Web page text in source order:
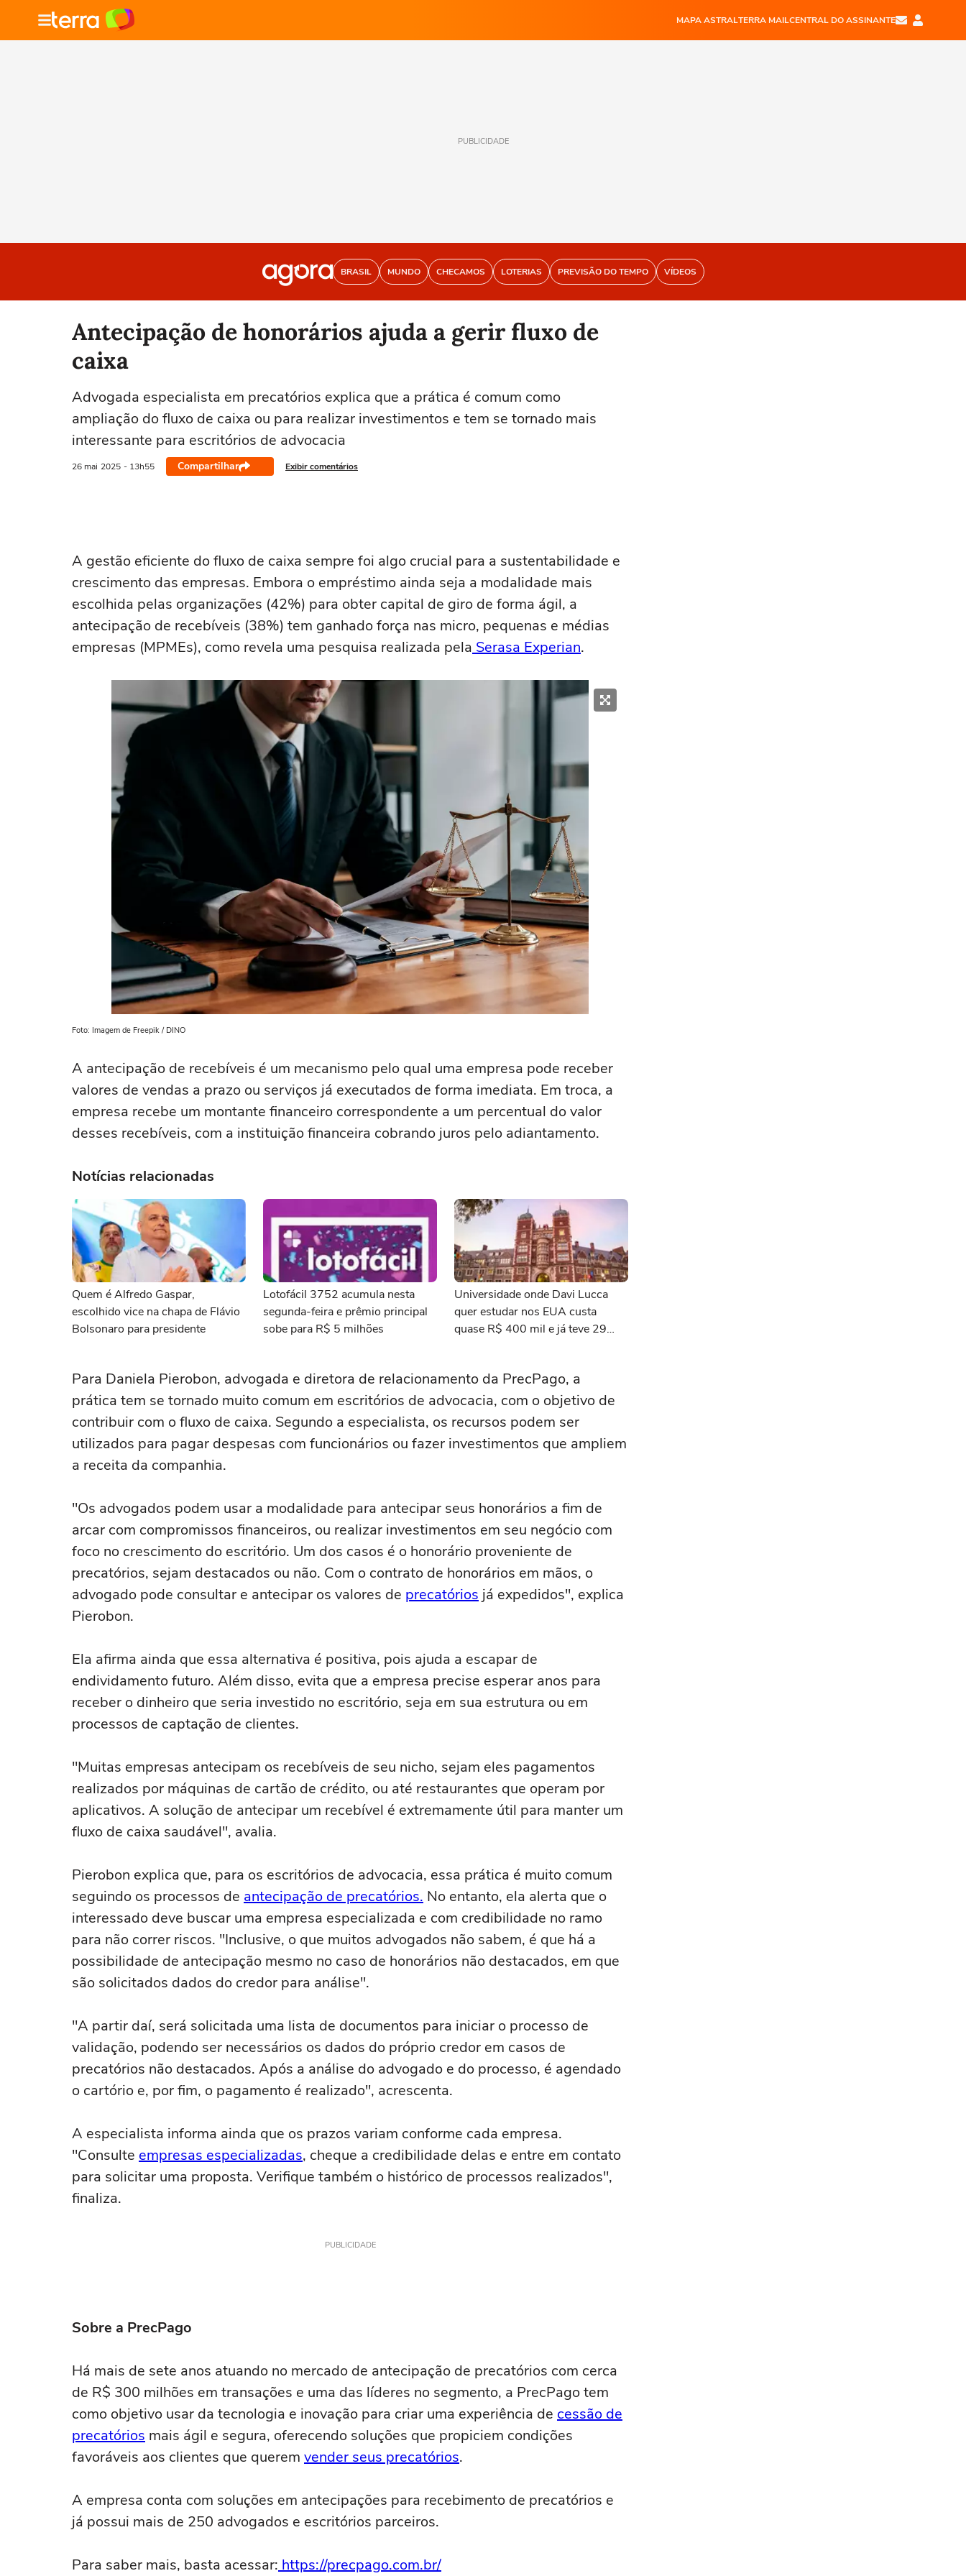
MAPA ASTRALTERRA MAILCENTRAL DO ASSINANTE
PUBLICIDADE
BRASIL MUNDO CHECAMOS LOTERIAS PREVISÃO DO TEMPO VÍDEOS
Antecipação de honorários ajuda a gerir fluxo de
caixa
Advogada especialista em precatórios explica que a prática é comum como
ampliação do fluxo de caixa ou para realizar investimentos e tem se tornado mais
interessante para escritórios de advocacia
26 mai 2025 - 13h55 Compartilhar Exibir comentários
A gestão eficiente do fluxo de caixa sempre foi algo crucial para a sustentabilidade e
crescimento das empresas. Embora o empréstimo ainda seja a modalidade mais
escolhida pelas organizações (42%) para obter capital de giro de forma ágil, a
antecipação de recebíveis (38%) tem ganhado força nas micro, pequenas e médias
empresas (MPMEs), como revela uma pesquisa realizada pela Serasa Experian.
Foto: Imagem de Freepik / DINO
A antecipação de recebíveis é um mecanismo pelo qual uma empresa pode receber
valores de vendas a prazo ou serviços já executados de forma imediata. Em troca, a
empresa recebe um montante financeiro correspondente a um percentual do valor
desses recebíveis, com a instituição financeira cobrando juros pelo adiantamento.
Notícias relacionadas
Quem é Alfredo Gaspar,
escolhido vice na chapa de Flávio
Bolsonaro para presidente
Lotofácil 3752 acumula nesta
segunda-feira e prêmio principal
sobe para R$ 5 milhões
Universidade onde Davi Lucca
quer estudar nos EUA custa
quase R$ 400 mil e já teve 29
Para Daniela Pierobon, advogada e diretora de relacionamento da PrecPago, a
prática tem se tornado muito comum em escritórios de advocacia, com o objetivo de
contribuir com o fluxo de caixa. Segundo a especialista, os recursos podem ser
utilizados para pagar despesas com funcionários ou fazer investimentos que ampliem
a receita da companhia.
"Os advogados podem usar a modalidade para antecipar seus honorários a fim de
arcar com compromissos financeiros, ou realizar investimentos em seu negócio com
foco no crescimento do escritório. Um dos casos é o honorário proveniente de
precatórios, sejam destacados ou não. Com o contrato de honorários em mãos, o
advogado pode consultar e antecipar os valores de precatórios já expedidos", explica
Pierobon.
Ela afirma ainda que essa alternativa é positiva, pois ajuda a escapar de
endividamento futuro. Além disso, evita que a empresa precise esperar anos para
receber o dinheiro que seria investido no escritório, seja em sua estrutura ou em
processos de captação de clientes.
"Muitas empresas antecipam os recebíveis de seu nicho, sejam eles pagamentos
realizados por máquinas de cartão de crédito, ou até restaurantes que operam por
aplicativos. A solução de antecipar um recebível é extremamente útil para manter um
fluxo de caixa saudável", avalia.
Pierobon explica que, para os escritórios de advocacia, essa prática é muito comum
seguindo os processos de antecipação de precatórios. No entanto, ela alerta que o
interessado deve buscar uma empresa especializada e com credibilidade no ramo
para não correr riscos. "Inclusive, o que muitos advogados não sabem, é que há a
possibilidade de antecipação mesmo no caso de honorários não destacados, em que
são solicitados dados do credor para análise".
"A partir daí, será solicitada uma lista de documentos para iniciar o processo de
validação, podendo ser necessários os dados do próprio credor em casos de
precatórios não destacados. Após a análise do advogado e do processo, é agendado
o cartório e, por fim, o pagamento é realizado", acrescenta.
A especialista informa ainda que os prazos variam conforme cada empresa.
"Consulte empresas especializadas, cheque a credibilidade delas e entre em contato
para solicitar uma proposta. Verifique também o histórico de processos realizados",
finaliza.
PUBLICIDADE
Sobre a PrecPago
Há mais de sete anos atuando no mercado de antecipação de precatórios com cerca
de R$ 300 milhões em transações e uma das líderes no segmento, a PrecPago tem
como objetivo usar da tecnologia e inovação para criar uma experiência de cessão de
precatórios mais ágil e segura, oferecendo soluções que propiciem condições
favoráveis aos clientes que querem vender seus precatórios.
A empresa conta com soluções em antecipações para recebimento de precatórios e
já possui mais de 250 advogados e escritórios parceiros.
Para saber mais, basta acessar: https://precpago.com.br/